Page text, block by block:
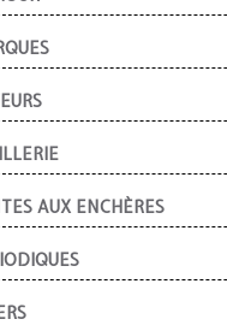
AUX ENCHÈRES